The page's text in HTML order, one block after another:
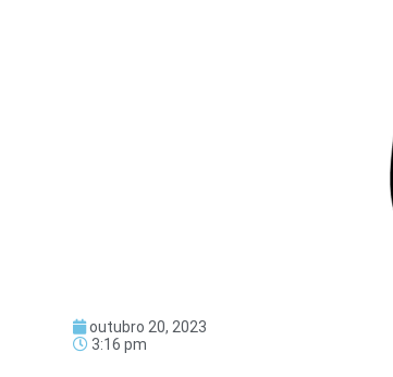
outubro 20, 2023
3:16 pm